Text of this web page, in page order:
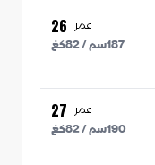
عمر 26
187سم /82كغ
عمر 27
190سم /82كغ